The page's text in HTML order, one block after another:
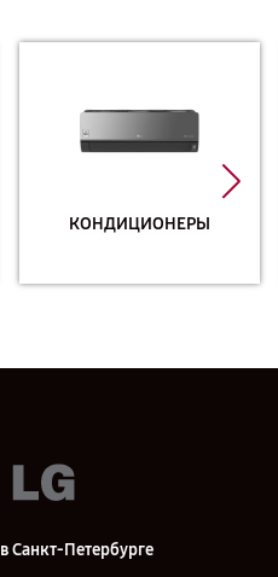
КОНДИЦИОНЕРЫ
Санкт-Петербурге